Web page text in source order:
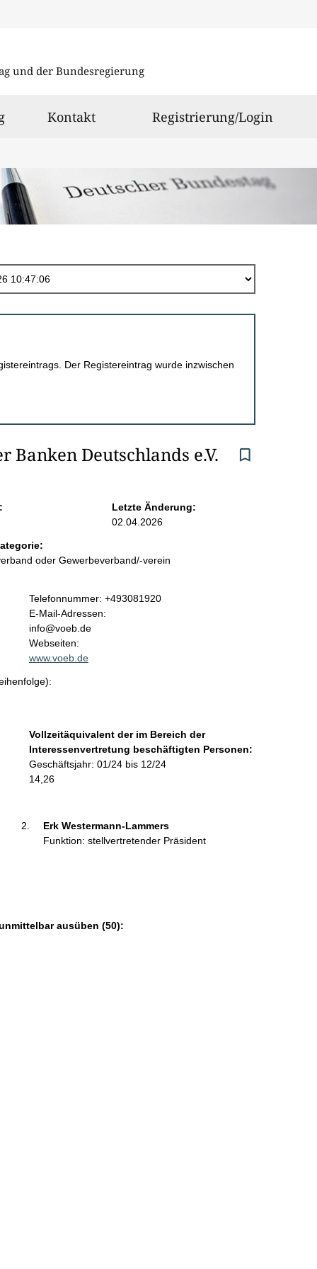
und der Bundesregierung
Kontakt Registrierung/Login
Der Registereintrag wurde inzwischen
Deutschlands e.V.
Letzte Änderung:
02.04.2026
oder Gewerbeverband/-verein
K
o
n
t
a
t
f
o
r
m
Telefonnummer: +493081920
E-Mail-Adressen:
info@voeb.de
Webseiten:
www.voeb.de
Vollzeitäquivalent der im Bereich der
Interessenvertretung beschäftigten Personen:
Geschäftsjahr: 01/24 bis 12/24
14,26
Erk Westermann-Lammers
Funktion: stellvertretender Präsident
ausüben (50):